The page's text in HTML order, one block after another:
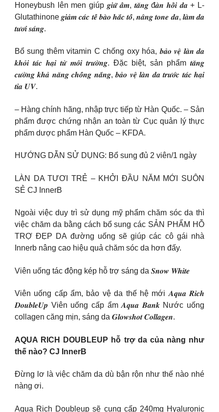
Honeybush lên men giúp 𝒈𝒊𝒖̛̃ 𝒂̂̉𝒎, 𝒕𝒂̆𝒏𝒈 đ𝒂̀𝒏 𝒉𝒐̂̀𝒊 𝒅𝒂 + L-
Glutathinone 𝒈𝒊𝒂̉𝒎 𝒄𝒂́𝒄 𝒕𝒆̂́ 𝒃𝒂̀𝒐 𝒉𝒂̆́𝒄 𝒕𝒐̂́, 𝒏𝒂̂𝒏𝒈 𝒕𝒐𝒏𝒆 𝒅𝒂, 𝒍𝒂̀𝒎 𝒅𝒂
𝒕𝒖̛𝒐̛𝒊 𝒔𝒂́𝒏𝒈.
Bổ sung thêm vitamin C chống oxy hóa, 𝒃𝒂̉𝒐 𝒗𝒆̣̂ 𝒍𝒂̀𝒏 𝒅𝒂
𝒌𝒉𝒐̉𝒊 𝒕𝒂́𝒄 𝒉𝒂̣𝒊 𝒕𝒖̛̀ 𝒎𝒐̂𝒊 𝒕𝒓𝒖̛𝒐̛̀𝒏𝒈. Đặc biệt, sản phẩm 𝒕𝒂̆𝒏𝒈
𝒄𝒖̛𝒐̛̀𝒏𝒈 𝒌𝒉𝒂̉ 𝒏𝒂̆𝒏𝒈 𝒄𝒉𝒐̂́𝒏𝒈 𝒏𝒂̆́𝒏𝒈, 𝒃𝒂̉𝒐 𝒗𝒆̣̂ 𝒍𝒂̀𝒏 𝒅𝒂 𝒕𝒓𝒖̛𝒐̛́𝒄 𝒕𝒂́𝒄 𝒉𝒂̣𝒊
𝒕𝒊𝒂 𝑼𝑽.
– Hàng chính hãng, nhập trực tiếp từ Hàn Quốc. – Sản
phẩm được chứng nhận an toàn từ Cục quản lý thực
phẩm dược phẩm Hàn Quốc – KFDA.
HƯỚNG DẪN SỬ DỤNG: Bổ sung đủ 2 viên/1 ngày
LÀN DA TƯƠI TRẺ – KHỞI ĐẦU NĂM MỚI SUÔN
SẺ CJ InnerB
Ngoài việc duy trì sử dụng mỹ phẩm chăm sóc da thì
việc chăm da bằng cách bổ sung các SẢN PHẨM HỖ
TRỢ ĐẸP DA đường uống sẽ giúp các cô gái nhà
Innerb nâng cao hiệu quả chăm sóc da hơn đấy.
Viên uống tác động kép hỗ trợ sáng da 𝑺𝒏𝒐𝒘 𝑾𝒉𝒊𝒕𝒆
Viên uống cấp ẩm, bảo vệ da thế hệ mới 𝑨𝒒𝒖𝒂 𝑹𝒊𝒄𝒉
𝑫𝒐𝒖𝒃𝒍𝒆𝑼𝒑 Viên uống cấp ẩm 𝑨𝒒𝒖𝒂 𝑩𝒂𝒏𝒌 Nước uống
collagen căng mịn, sáng da 𝑮𝒍𝒐𝒘𝒔𝒉𝒐𝒕 𝑪𝒐𝒍𝒍𝒂𝒈𝒆𝒏.
AQUA RICH DOUBLEUP hỗ trợ da của nàng như
thế nào? CJ InnerB
Đừng lơ là việc chăm da dù bận rộn như thế nào nhé
nàng ơi.
Aqua Rich Doubleup sẽ cung cấp 240mg Hyaluronic